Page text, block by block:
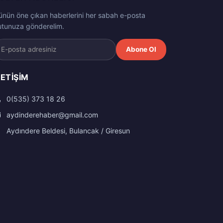
öne çıkan haberlerini her sabah e-posta
gönderelim.
Abone Ol
0(535) 373 18 26
aydinderehaber@gmail.com
Aydındere Beldesi, Bulancak / Giresun